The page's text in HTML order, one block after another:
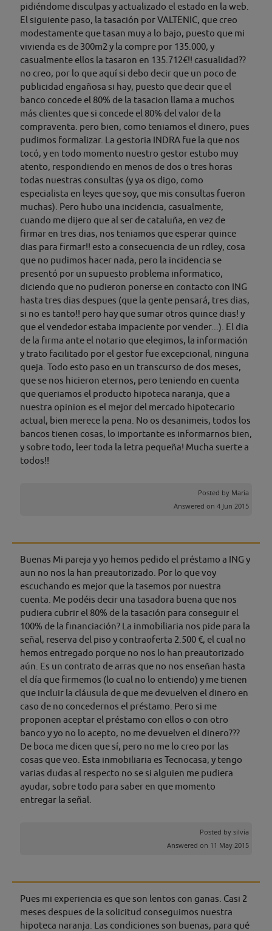
pidiéndome disculpas y actualizado el estado en la web.
El siguiente paso, la tasación por VALTENIC, que creo
modestamente que tasan muy a lo bajo, puesto que mi
vivienda es de 300m2 y la compre por 135.000, y
casualmente ellos la tasaron en 135.712€!! casualidad??
no creo, por lo que aquí si debo decir que un poco de
publicidad engañosa si hay, puesto que decir que el
banco concede el 80% de la tasacion llama a muchos
más clientes que si concede el 80% del valor de la
compraventa. pero bien, como teniamos el dinero, pues
pudimos formalizar. La gestoria INDRA fue la que nos
tocó, y en todo momento nuestro gestor estubo muy
atento, respondiendo en menos de dos o tres horas
todas nuestras consultas (y ya os digo, como
especialista en leyes que soy, que mis consultas fueron
muchas). Pero hubo una incidencia, casualmente,
cuando me dijero que al ser de cataluña, en vez de
firmar en tres dias, nos teniamos que esperar quince
dias para firmar!! esto a consecuencia de un rdley, cosa
que no pudimos hacer nada, pero la incidencia se
presentó por un supuesto problema informatico,
diciendo que no pudieron ponerse en contacto con ING
hasta tres dias despues (que la gente pensará, tres dias,
si no es tanto!! pero hay que sumar otros quince dias! y
que el vendedor estaba impaciente por vender...). El dia
de la firma ante el notario que elegimos, la información
y trato facilitado por el gestor fue excepcional, ninguna
queja. Todo esto paso en un transcurso de dos meses,
que se nos hicieron eternos, pero teniendo en cuenta
que queriamos el producto hipoteca naranja, que a
nuestra opinion es el mejor del mercado hipotecario
actual, bien merece la pena. No os desanimeis, todos los
bancos tienen cosas, lo importante es informarnos bien,
y sobre todo, leer toda la letra pequeña! Mucha suerte a
todos!!
Posted by Maria
Answered on 4 Jun 2015
Buenas Mi pareja y yo hemos pedido el préstamo a ING y
aun no nos la han preautorizado. Por lo que voy
escuchando es mejor que la tasemos por nuestra
cuenta. Me podéis decir una tasadora buena que nos
pudiera cubrir el 80% de la tasación para conseguir el
100% de la financiación? La inmobiliaria nos pide para la
señal, reserva del piso y contraoferta 2.500 €, el cual no
hemos entregado porque no nos lo han preautorizado
aún. Es un contrato de arras que no nos enseñan hasta
el día que firmemos (lo cual no lo entiendo) y me tienen
que incluir la cláusula de que me devuelven el dinero en
caso de no concedernos el préstamo. Pero si me
proponen aceptar el préstamo con ellos o con otro
banco y yo no lo acepto, no me devuelven el dinero???
De boca me dicen que sí, pero no me lo creo por las
cosas que veo. Esta inmobiliaria es Tecnocasa, y tengo
varias dudas al respecto no se si alguien me pudiera
ayudar, sobre todo para saber en que momento
entregar la señal.
Posted by silvia
Answered on 11 May 2015
Pues mi experiencia es que son lentos con ganas. Casi 2
meses despues de la solicitud conseguimos nuestra
hipoteca naranja. Las condiciones son buenas, para qué